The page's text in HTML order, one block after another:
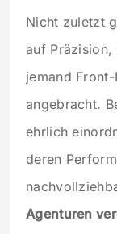
Nicht zuletzt
auf Präzision,
jemand
angebracht.
ehrlich
deren
Agenturen